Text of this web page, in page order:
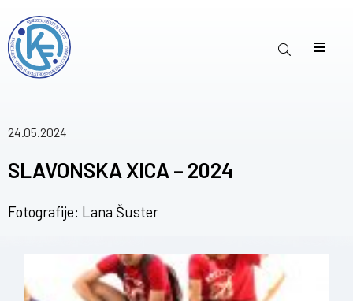
24.05.2024
SLAVONSKA XICA – 2024
Fotografije: Lana Šuster